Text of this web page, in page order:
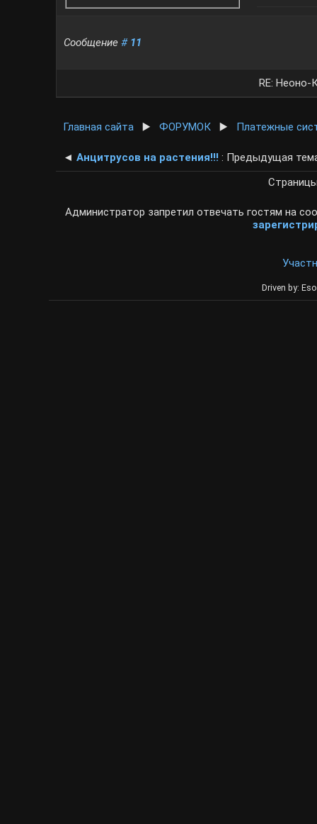
Сообщение# 11
RE: Неоно-
Главная сайта ▶️ФОРУМОК ▶️ Платежные
◄Анцитрусов на растения!!! : Предыдущая
Администратор запретил отвечать гостям на
Driven by: